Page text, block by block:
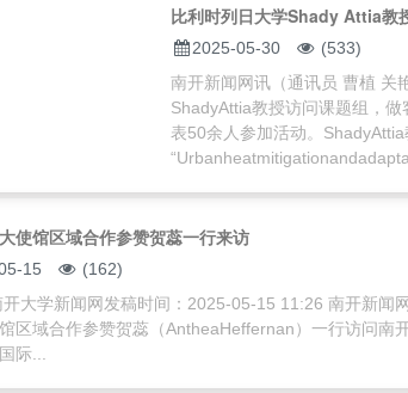
比利时列日大学Shady Attia教
2025-05-30
(533)
南开新闻网讯（通讯员 曹植 关
ShadyAttia教授访问课题组，做
表50余人参加活动。
使馆区域合作参赞贺蕊一行来访
15
(162)
开大学新闻网发稿时间：2025-05-15 11:26 南开新闻
区域合作参赞贺蕊（AntheaHeffernan）一行访问南
际...